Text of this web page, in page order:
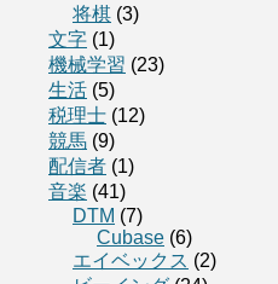
将棋 (3)
文字 (1)
機械学習 (23)
生活 (5)
税理士 (12)
競馬 (9)
配信者 (1)
音楽 (41)
DTM (7)
Cubase (6)
エイベックス (2)